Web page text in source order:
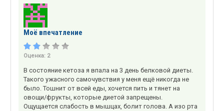
Моё впечатление
Оценка: 2
В состояние кетоза я впала на 3 день белковой диеты.
Такого ужасного самочувствия у меня ещё никогда не
было. Тошнит от всей еды, хочется пить и тянет на
овощи/фрукты, которые диетой запрещены.
Ощущается слабость в мышцах, болит голова. А изо рта